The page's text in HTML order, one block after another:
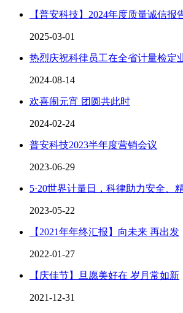
【普安科技】2024年度质量诚信报
2025-03-01
热烈庆祝科律员工在全省计量检定
2024-08-14
欢喜闹元宵 团圆共此时
2024-02-24
普安科技2023半年度营销会议
2023-06-29
5·20世界计量日，科律助力安全、
2023-05-22
【2021年年终汇报】向未来 再出发
2022-01-27
【庆佳节】旦愿美好在 岁月常如新
2021-12-31